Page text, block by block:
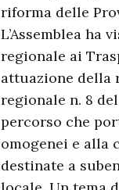
riforma delle
L’Assemblea ha
regionale ai
attuazione della
regionale n. 8
percorso che
omogenei e alla
destinate a